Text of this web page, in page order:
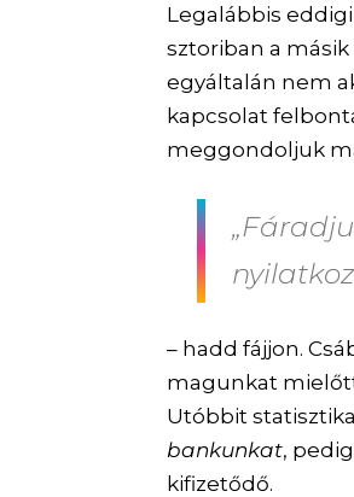
Legalábbis
sztoriban a
egyáltalán nem
kapcsolat
meggondoljuk
– hadd fájjon.
magunkat
Utóbbit
bankunkat,
kifizetődő.